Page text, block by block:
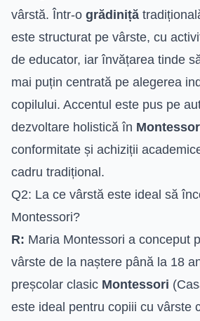
vârstă. Într-o grădiniță
este structurat pe vârste, cu
de educator, iar învățarea tinde
mai puțin centrată pe alegerea
copilului. Accentul este pus pe
dezvoltare holistică în
conformitate și achiziții
cadru tradițional.
Q2: La ce vârstă este ideal să
Montessori?
R: Maria Montessori a conceput
vârste de la naștere până la 18
preșcolar clasic Montessori
este ideal pentru copiii cu vârste